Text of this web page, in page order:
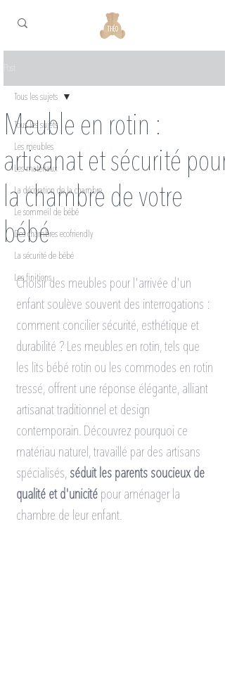
Tous les sujets
Les meubles
Les matériaux
La décoration de la chambre
Le sommeil de bébé
Des chambres ecofriendly
La sécurité de bébé
Les finitions
Tous les sujets
Meuble en rotin :
artisanat et sécurité pour
la chambre de votre
bébé
Choisir des meubles pour l'arrivée d'un
enfant soulève souvent des interrogations :
comment concilier sécurité, esthétique et
durabilité ? Les meubles en rotin, tels que
les lits bébé rotin ou les commodes en rotin
tressé, offrent une réponse élégante, alliant
artisanat traditionnel et design
contemporain. Découvrez pourquoi ce
matériau naturel, travaillé par des artisans
spécialisés, séduit les parents soucieux de
qualité et d'unicité pour aménager la
chambre de leur enfant.